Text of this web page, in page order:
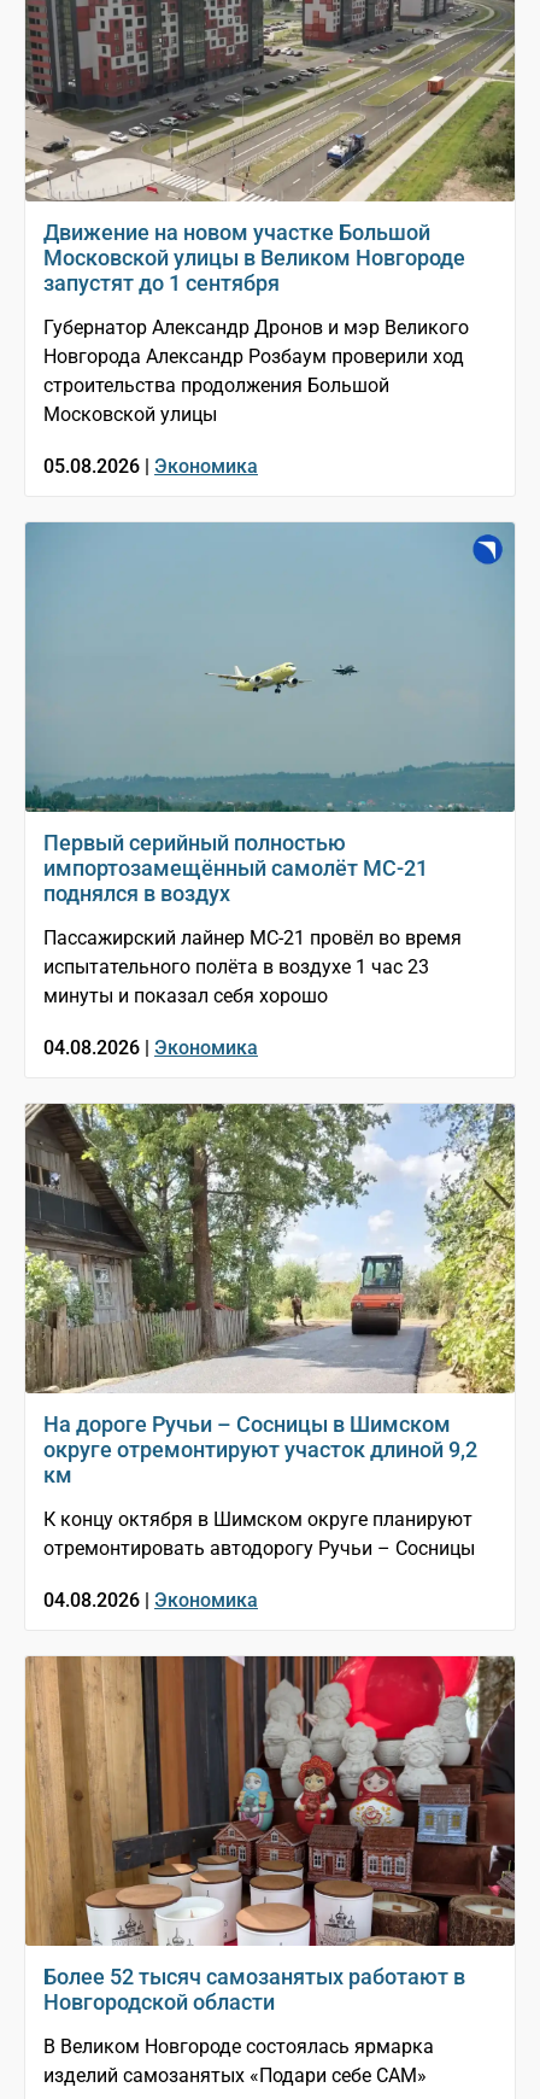
Движение на новом участке Большой
Московской улицы в Великом Новгороде
запустят до 1 сентября
Губернатор Александр Дронов и мэр Великого
Новгорода Александр Розбаум проверили ход
строительства продолжения Большой
Московской улицы
05.08.2026 | Экономика
Первый серийный полностью
импортозамещённый самолёт МС-21
поднялся в воздух
Пассажирский лайнер МС-21 провёл во время
испытательного полёта в воздухе 1 час 23
минуты и показал себя хорошо
04.08.2026 | Экономика
На дороге Ручьи – Сосницы в Шимском
округе отремонтируют участок длиной 9,2
км
К концу октября в Шимском округе планируют
отремонтировать автодорогу Ручьи – Сосницы
04.08.2026 | Экономика
Более 52 тысяч самозанятых работают в
Новгородской области
В Великом Новгороде состоялась ярмарка
изделий самозанятых «Подари себе САМ»